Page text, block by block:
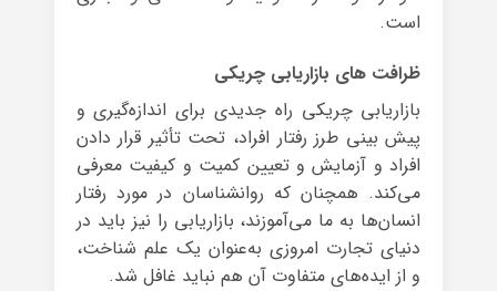
است.
ظرافت های بازاریابی چریکی
بازاریابی چریکی راه جدیدی برای اندازه‌گیری و
پیش‌ بینی طرز رفتار افراد، تحت تأثیر قرار دادن
افراد و آزمایش و تعیین کمیت و کیفیت معرفی
می‌کند. همچنان که روانشناسان در مورد رفتار
انسان‌ها به ما می‌آموزند، بازاریابی را نیز باید در
دنیای تجارت امروزی به‌عنوان یک علم شناخت،
و از ایده‌های متفاوت آن هم نباید غافل شد.